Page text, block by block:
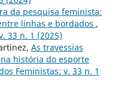
da pesquisa feminista:
linhas e bordados ,
33 n. 1 (2025)
As travessias
história do esporte
Feministas: v. 33 n. 1